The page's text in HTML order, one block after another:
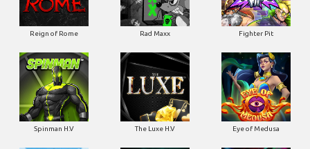
Reign of Rome Rad Maxx Fighter Pit
Spinman H.V The Luxe H.V Eye of Medusa